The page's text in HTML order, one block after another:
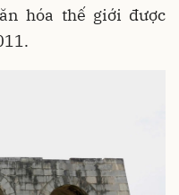
hóa thế giới được